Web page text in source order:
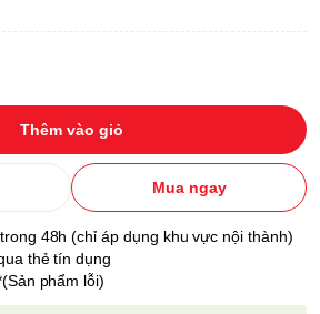
Thêm vào giỏ
Mua ngay
48h (chỉ áp dụng khu vực nội thành)
thẻ tín dụng
phẩm lỗi)